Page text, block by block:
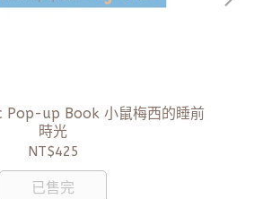
Pop-up Book 小鼠梅西的睡前
時光
NT$425
已售完